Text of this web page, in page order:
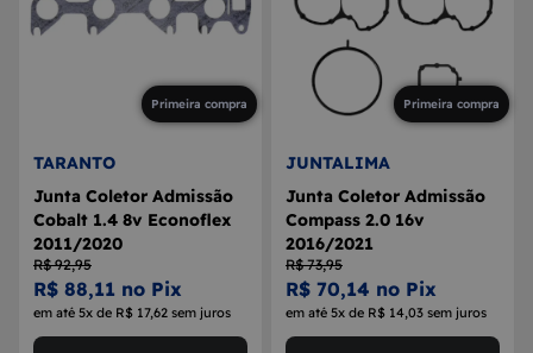
Primeira compra
TARANTO
Junta Coletor Admissão
Cobalt 1.4 8v Econoflex
2011/2020
R$ 92,95
R$ 88,11 no Pix
em até 5x de R$ 17,62 sem juros
Primeira compra
JUNTALIMA
Junta Coletor Admissão
Compass 2.0 16v
2016/2021
R$ 73,95
R$ 70,14 no Pix
em até 5x de R$ 14,03 sem juros